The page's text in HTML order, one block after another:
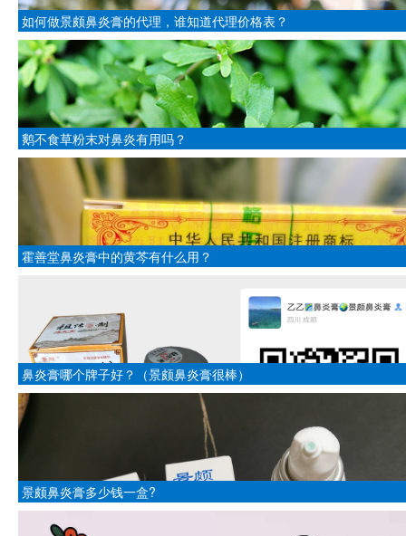
如何做景颇鼻炎膏的代理，谁知道代理价格表？
鹅不食草粉末对鼻炎有用吗？
霍善堂鼻炎膏中的黄芩有什么用？
鼻炎膏哪个牌子好？（景颇鼻炎膏很棒）
景颇鼻炎膏多少钱一盒?